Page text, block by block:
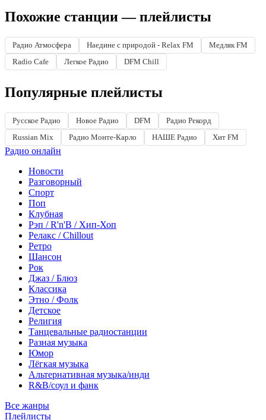
Похожие станции — плейлисты
Радио Атмосфера Наедине с природой - Relax FM
Медляк FM
Radio Cafe
Легкое Радио DFM Chill
Популярные плейлисты
Русское Радио Новое Радио DFM
Радио Рекорд
Russian Mix
Радио Монте-Карло НАШЕ Радио Хит FM
Радио онлайн
Новости
Разговорный
Спорт
Поп
Клубная
Рэп / R'n'B / Хип-Хоп
Релакс / Chillout
Ретро
Шансон
Рок
Джаз / Блюз
Классика
Этно / Фолк
Детское
Религия
Танцевальные радиостанции
Разная музыка
Юмор
Лёгкая музыка
Альтернативная музыка/инди
R&B/cоул и фанк
Все жанры
Плейлисты